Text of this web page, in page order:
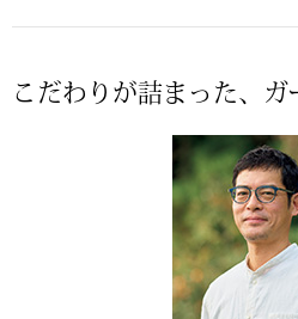
こだわりが詰まった、ガ